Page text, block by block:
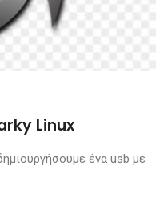
Linux
ένα usb με